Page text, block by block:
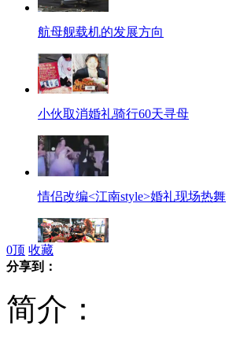
航母舰载机的发展方向
小伙取消婚礼骑行60天寻母
情侣改编<江南style>婚礼现场热舞
0顶 收藏
分享到：
简介：